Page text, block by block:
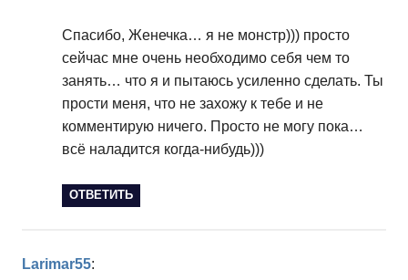
Спасибо, Женечка… я не монстр))) просто
сейчас мне очень необходимо себя чем то
занять… что я и пытаюсь усиленно сделать. Ты
прости меня, что не захожу к тебе и не
комментирую ничего. Просто не могу пока…
всё наладится когда-нибудь)))
ОТВЕТИТЬ
Larimar55: